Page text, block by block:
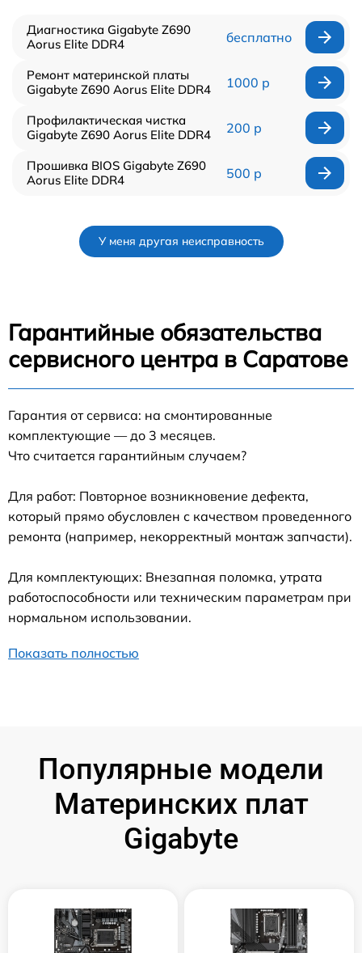
Диагностика Gigabyte Z690
Aorus Elite DDR4
бесплатно
Ремонт материнской платы
Gigabyte Z690 Aorus Elite DDR4
1000 р
Профилактическая чистка
Gigabyte Z690 Aorus Elite DDR4
200 р
Прошивка BIOS Gigabyte Z690
Aorus Elite DDR4
500 р
У меня другая неисправность
Гарантийные обязательства
сервисного центра в Саратове
Гарантия от сервиса: на смонтированные
комплектующие — до 3 месяцев.
Что считается гарантийным случаем?
Для работ: Повторное возникновение дефекта,
который прямо обусловлен с качеством проведенного
ремонта (например, некорректный монтаж запчасти).
Для комплектующих: Внезапная поломка, утрата
работоспособности или техническим параметрам при
нормальном использовании.
Показать полностью
Популярные модели
Материнских плат
Gigabyte